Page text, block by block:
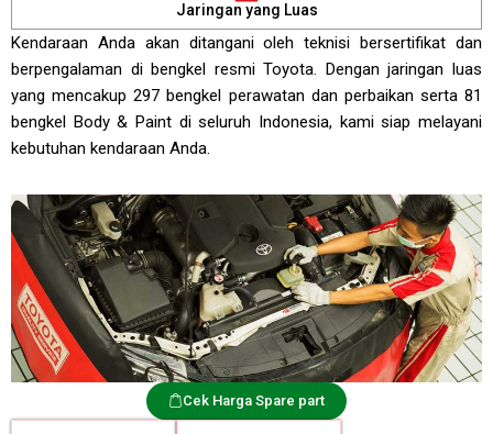
Jaringan yang Luas
Kendaraan Anda akan ditangani oleh teknisi bersertifikat dan
berpengalaman di bengkel resmi Toyota. Dengan jaringan luas
yang mencakup 297 bengkel perawatan dan perbaikan serta 81
bengkel Body & Paint di seluruh Indonesia, kami siap melayani
kebutuhan kendaraan Anda.
Cek Harga Spare part